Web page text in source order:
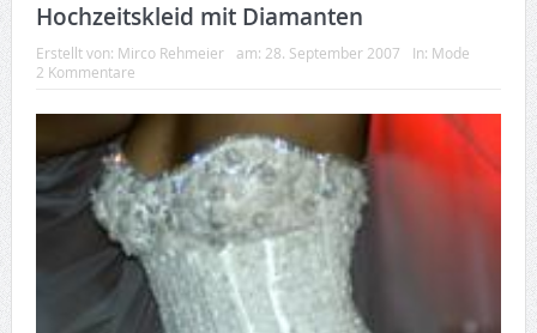
Hochzeitskleid mit Diamanten
Erstellt von: Mirco Rehmeier am: 28. September 2007 In: Mode
2 Kommentare